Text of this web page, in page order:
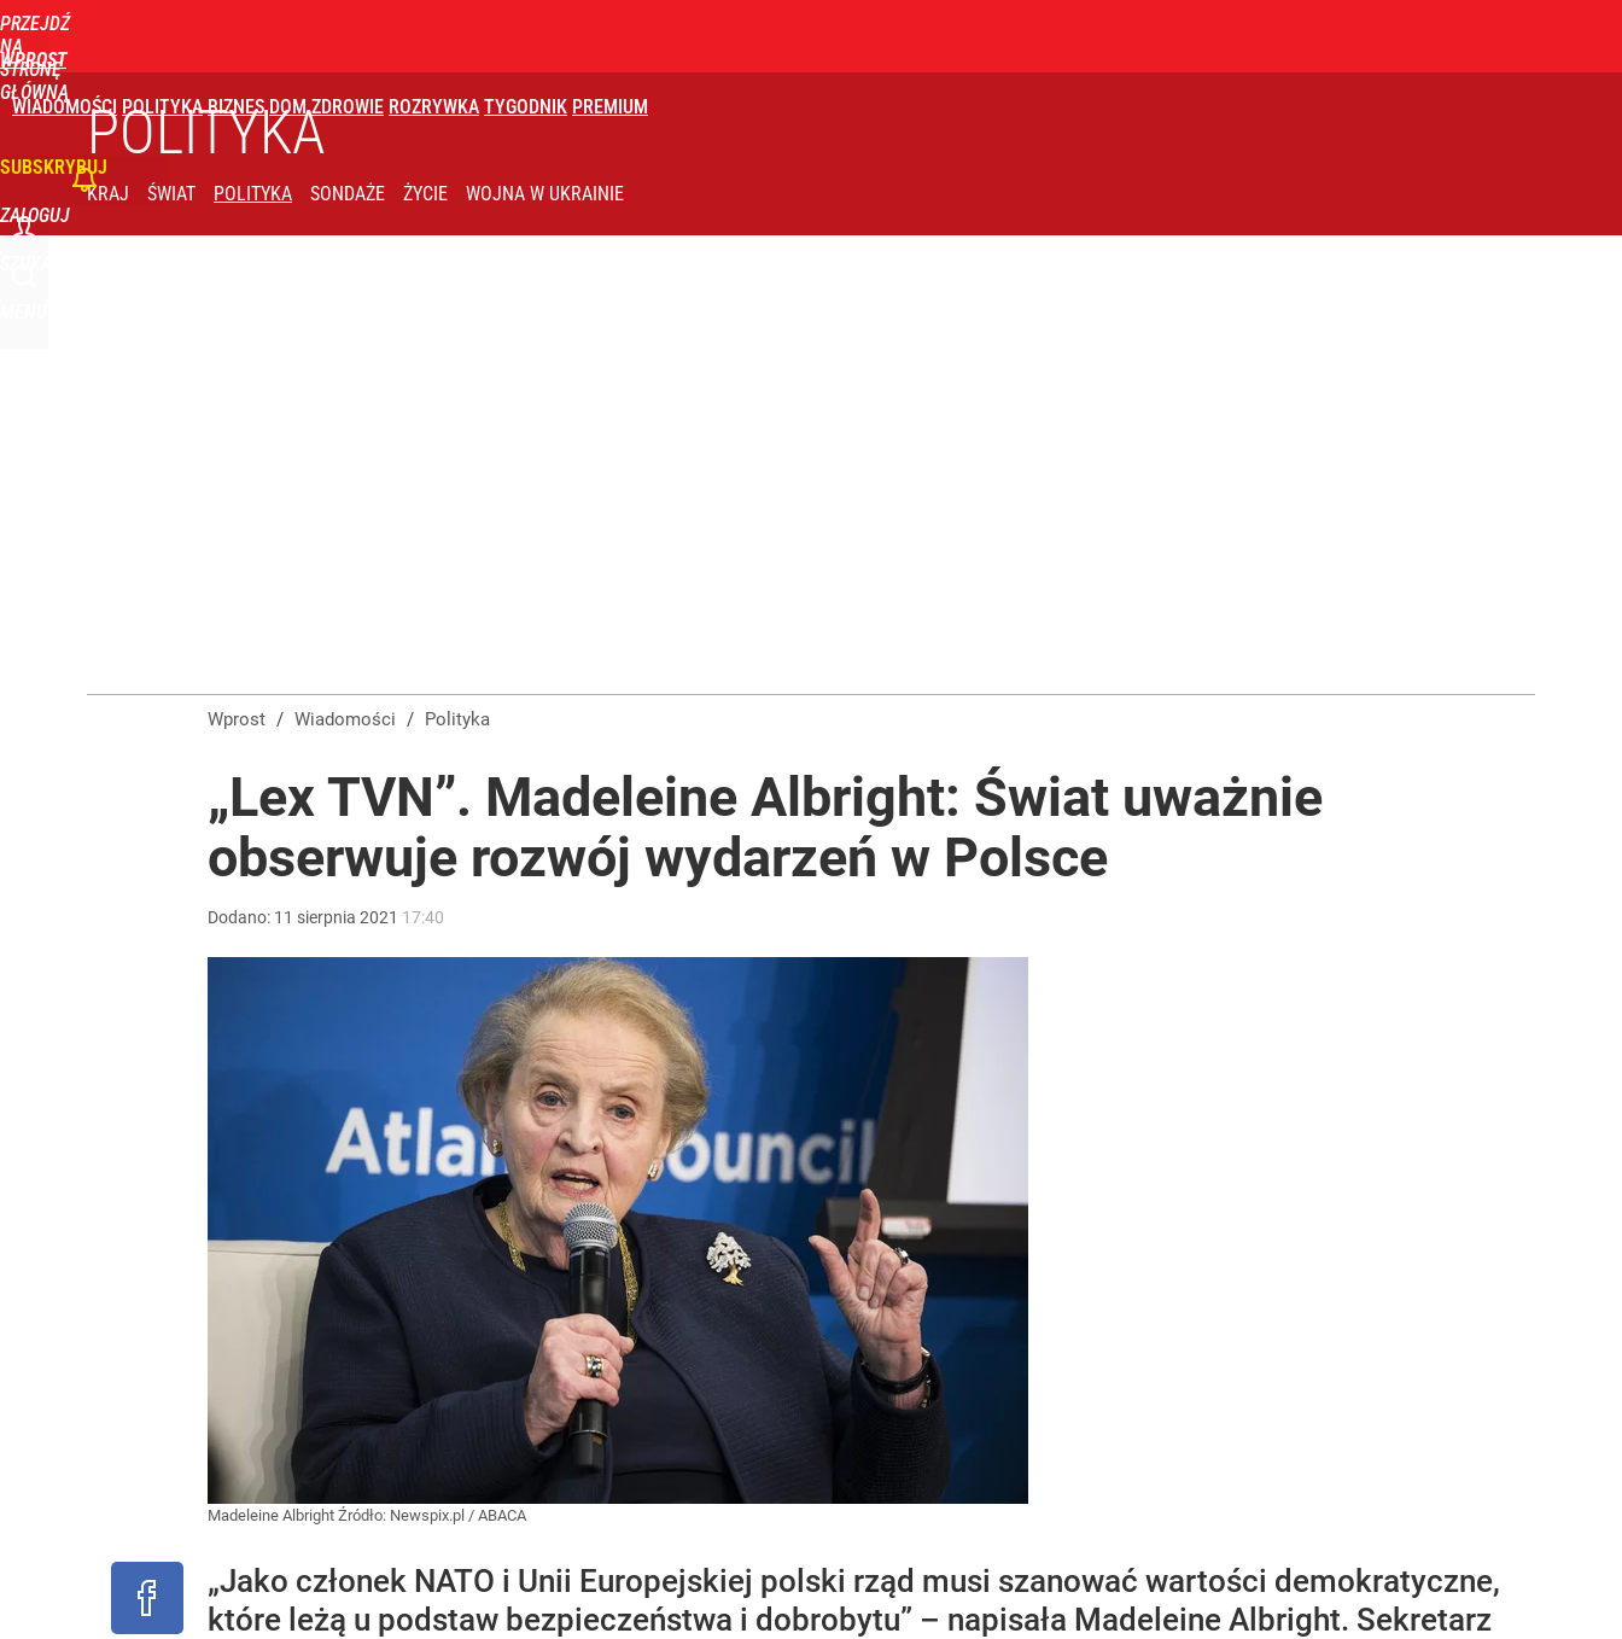
PRZEJDŹ
NA
STRONĘ
GŁÓWNĄ
WPROST
WIADOMOŚCI POLITYKA BIZNES DOM ZDROWIE ROZRYWKA TYGODNIK PREMIUM
SUBSKRYBUJ
ZALOGUJ
POLITYKA
KRAJ ŚWIAT POLITYKA SONDAŻE ŻYCIE WOJNA W UKRAINIE
Wprost / Wiadomości / Polityka
„Lex TVN”. Madeleine Albright: Świat uważnie
obserwuje rozwój wydarzeń w Polsce
Dodano: 11 sierpnia 2021 17:40
Madeleine Albright Źródło: Newspix.pl / ABACA
„Jako członek NATO i Unii Europejskiej polski rząd musi szanować wartości demokratyczne,
które leżą u podstaw bezpieczeństwa i dobrobytu” – napisała Madeleine Albright. Sekretarz